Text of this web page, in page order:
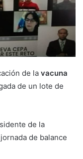
de la vacuna
de un lote de
de la
de balance